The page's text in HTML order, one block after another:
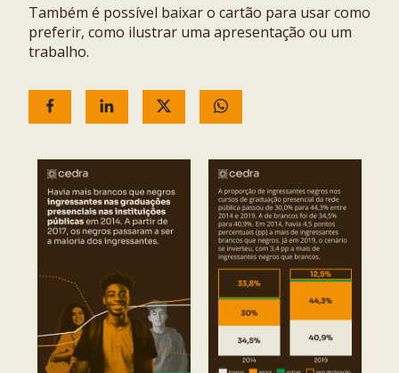
Também é possível baixar o cartão para usar como
preferir, como ilustrar uma apresentação ou um
trabalho.